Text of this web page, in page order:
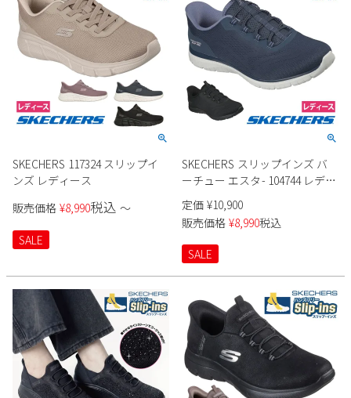
SKECHERS 117324 スリップイ
ンズ レディース
販売価格 ¥8,990税込 〜
SALE
SKECHERS スリップインズ バ
ーチュー エスタ- 104744 レディ
ース
定価 ¥10,900
販売価格 ¥8,990税込
SALE